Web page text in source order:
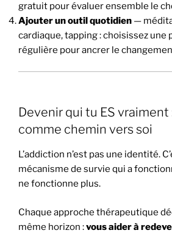
gratuit pour évaluer ensemble le
Ajouter un outil quotidien —
cardiaque, tapping : choisissez
régulière pour ancrer le
Devenir qui tu ES vraiment
comme chemin vers soi
L’addiction n’est pas une identité.
mécanisme de survie qui a
ne fonctionne plus.
Chaque approche thérapeutique
même horizon :vous aider à